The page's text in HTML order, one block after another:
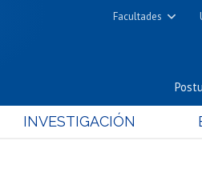
Facultades
Cs. Físicas y
Cs. Químicas y
INVESTIGACIÓN